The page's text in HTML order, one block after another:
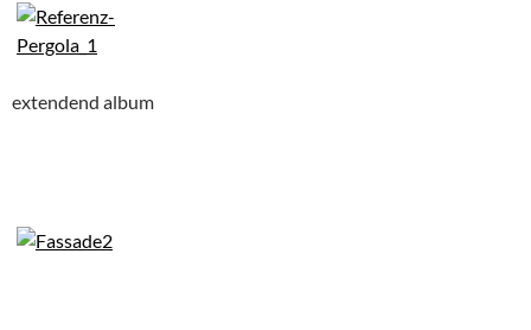
extendend album